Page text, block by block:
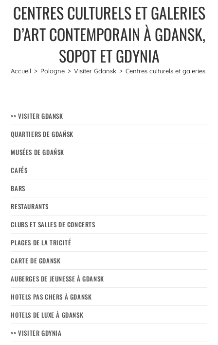
CENTRES CULTURELS ET GALERIES
D’ART CONTEMPORAIN À GDANSK,
SOPOT ET GDYNIA
Accueil > Pologne > Visiter Gdansk > Centres culturels et galeries
>> VISITER GDANSK
QUARTIERS DE GDAŃSK
MUSÉES DE GDAŃSK
CAFÉS
BARS
RESTAURANTS
CLUBS ET SALLES DE CONCERTS
PLAGES DE LA TRICITÉ
CARTE DE GDANSK
AUBERGES DE JEUNESSE À GDANSK
HOTELS PAS CHERS À GDANSK
HOTELS DE LUXE À GDANSK
>> VISITER GDYNIA